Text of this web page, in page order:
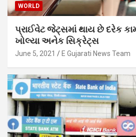
WORLD
પ્રાઈવેટ જેટ્સમાં થાય છે દરેક
ખોલ્યા અનેક સિક્રેટ્સ
June 5, 2021 E Gujarati News Team